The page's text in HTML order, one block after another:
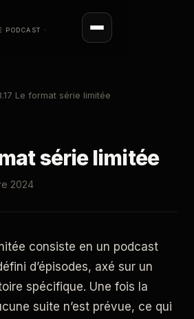
PODCAST ·
Le format série limitée
série limitée
2024
consiste en un podcast
d’épisodes, axé sur un
spécifique. Une fois la
suite n’est prévue, ce qui